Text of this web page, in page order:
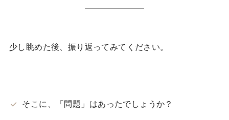
少し眺めた後、振り返ってみてください。
そこに、「問題」はあったでしょうか？